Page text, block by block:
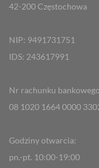
42-200 Częstochowa
NIP: 9491731751
IDS: 243617991
Nr rachunku
08 1020 1664 0000
Godziny otwarcia:
pn.-pt. 10:00-19:00